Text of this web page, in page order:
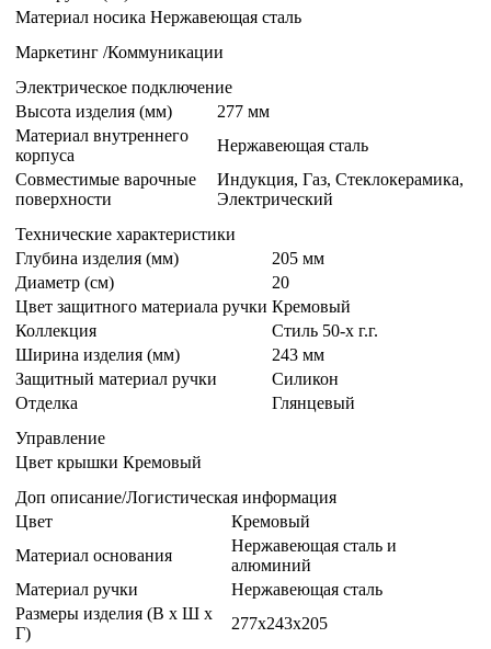
Материал носика Нержавеющая сталь
Маркетинг /Коммуникации
Электрическое подключение
Высота изделия (мм)
277 мм
Материал внутреннего
корпуса
Нержавеющая сталь
Совместимые варочные
поверхности
Индукция, Газ, Стеклокерамика,
Электрический
Технические характеристики
Глубина изделия (мм)
205 мм
Диаметр (см)
20
Цвет защитного материала ручки Кремовый
Коллекция
Стиль 50-х г.г.
Ширина изделия (мм)
243 мм
Защитный материал ручки
Силикон
Отделка
Глянцевый
Управление
Цвет крышки Кремовый
Доп описание/Логистическая информация
Цвет
Кремовый
Материал основания
Нержавеющая сталь и
алюминий
Материал ручки
Нержавеющая сталь
Размеры изделия (В х Ш х
Г)
277x243x205